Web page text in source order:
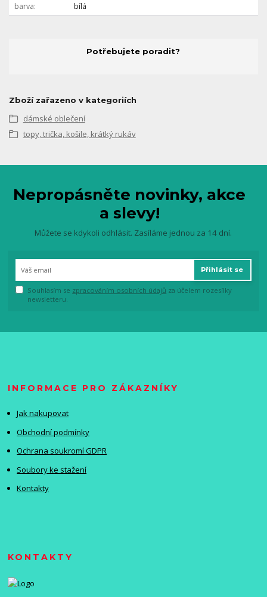
barva
bílá
Potřebujete poradit?
Zboží zařazeno v kategoriích
dámské oblečení
topy, trička, košile, krátký rukáv
Nepropásněte novinky, akce
a slevy!
Můžete se kdykoli odhlásit. Zasíláme jednou za 14 dní.
Přihlásit se
Souhlasím se zpracováním osobních údajů za účelem rozesílky
newsletteru.
INFORMACE PRO ZÁKAZNÍKY
Jak nakupovat
Obchodní podmínky
Ochrana soukromí GDPR
Soubory ke stažení
Kontakty
KONTAKTY